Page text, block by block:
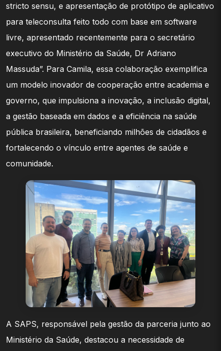
stricto sensu, e apresentação de protótipo de aplicativo
para teleconsulta feito todo com base em software
livre, apresentado recentemente para o secretário
executivo do Ministério da Saúde, Dr Adriano
Massuda”. Para Camila, essa colaboração exemplifica
um modelo inovador de cooperação entre academia e
governo, que impulsiona a inovação, a inclusão digital,
a gestão baseada em dados e a eficiência na saúde
pública brasileira, beneficiando milhões de cidadãos e
fortalecendo o vínculo entre agentes de saúde e
comunidade.
A SAPS, responsável pela gestão da parceria junto ao
Ministério da Saúde, destacou a necessidade de